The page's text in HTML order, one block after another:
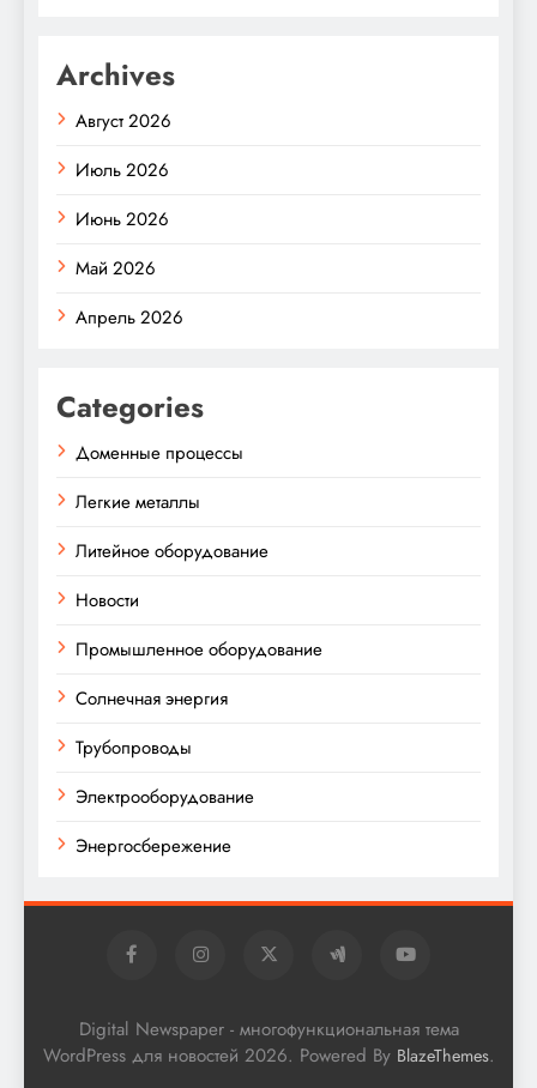
Archives
Август 2026
Июль 2026
Июнь 2026
Май 2026
Апрель 2026
Categories
Доменные процессы
Легкие металлы
Литейное оборудование
Новости
Промышленное оборудование
Солнечная энергия
Трубопроводы
Электрооборудование
Энергосбережение
Digital Newspaper - многофункциональная тема
WordPress для новостей 2026. Powered By BlazeThemes.